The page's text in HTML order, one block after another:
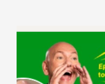
Salário para um
país tem a menor